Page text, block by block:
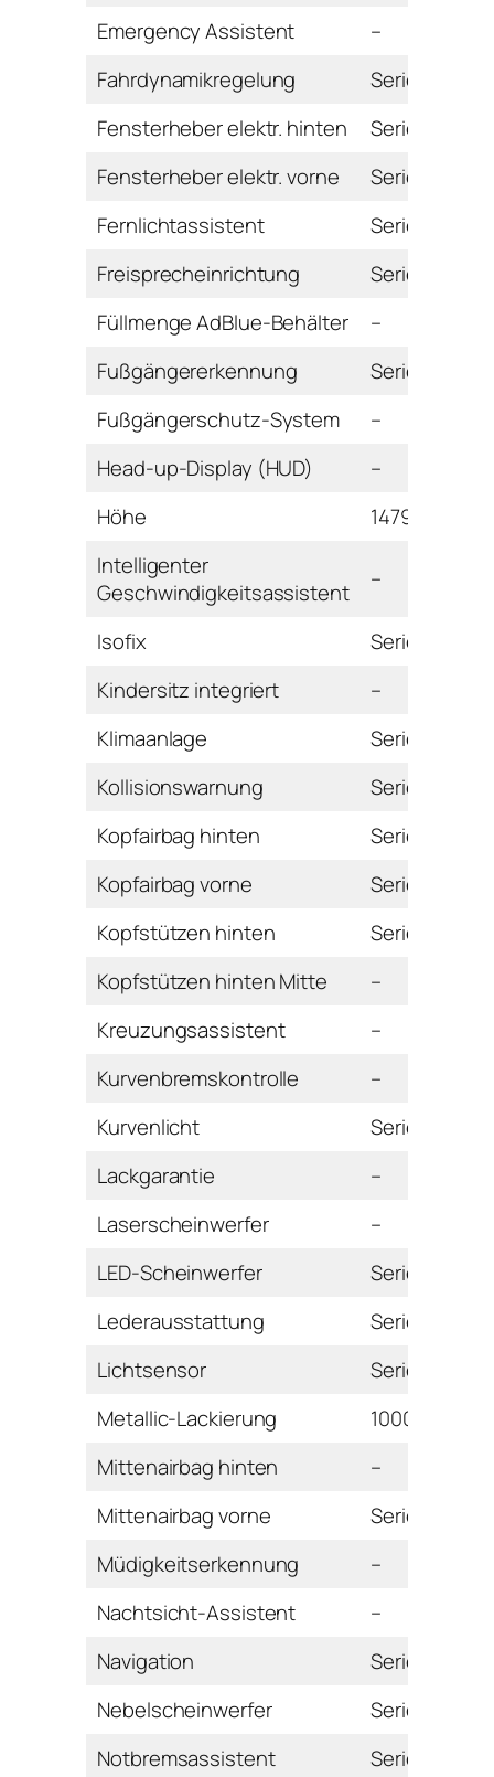
Emergency Assistent
–
Fahrdynamikregelung
Serie
Fensterheber elektr. hinten
Serie
Fensterheber elektr. vorne
Serie
Fernlichtassistent
Serie
Freisprecheinrichtung
Serie
Füllmenge AdBlue-Behälter
–
Fußgängererkennung
Serie
Fußgängerschutz-System
–
Head-up-Display (HUD)
–
Höhe
1479 mm
Intelligenter
Geschwindigkeitsassistent
–
Isofix
Serie
Kindersitz integriert
–
Klimaanlage
Serie
Kollisionswarnung
Serie
Kopfairbag hinten
Serie
Kopfairbag vorne
Serie
Kopfstützen hinten
Serie
Kopfstützen hinten Mitte
–
Kreuzungsassistent
–
Kurvenbremskontrolle
–
Kurvenlicht
Serie
Lackgarantie
–
Laserscheinwerfer
–
LED-Scheinwerfer
Serie
Lederausstattung
Serie
Lichtsensor
Serie
Metallic-Lackierung
1000 Euro
Mittenairbag hinten
–
Mittenairbag vorne
Serie
Müdigkeitserkennung
–
Nachtsicht-Assistent
–
Navigation
Serie
Nebelscheinwerfer
Serie
Notbremsassistent
Serie